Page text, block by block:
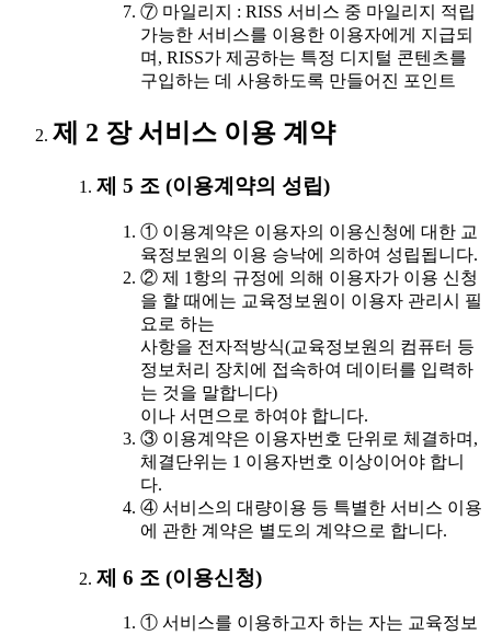
⑦ 마일리지 : RISS 서비스 중 마일리지 적립
가능한 서비스를 이용한 이용자에게 지급되
며, RISS가 제공하는 특정 디지털 콘텐츠를
구입하는 데 사용하도록 만들어진 포인트
제 2 장 서비스 이용 계약
제 5 조 (이용계약의 성립)
① 이용계약은 이용자의 이용신청에 대한 교
육정보원의 이용 승낙에 의하여 성립됩니다.
② 제 1항의 규정에 의해 이용자가 이용 신청
을 할 때에는 교육정보원이 이용자 관리시 필
요로 하는
사항을 전자적방식(교육정보원의 컴퓨터 등
정보처리 장치에 접속하여 데이터를 입력하
는 것을 말합니다)
이나 서면으로 하여야 합니다.
③ 이용계약은 이용자번호 단위로 체결하며,
체결단위는 1 이용자번호 이상이어야 합니
다.
④ 서비스의 대량이용 등 특별한 서비스 이용
에 관한 계약은 별도의 계약으로 합니다.
제 6 조 (이용신청)
① 서비스를 이용하고자 하는 자는 교육정보